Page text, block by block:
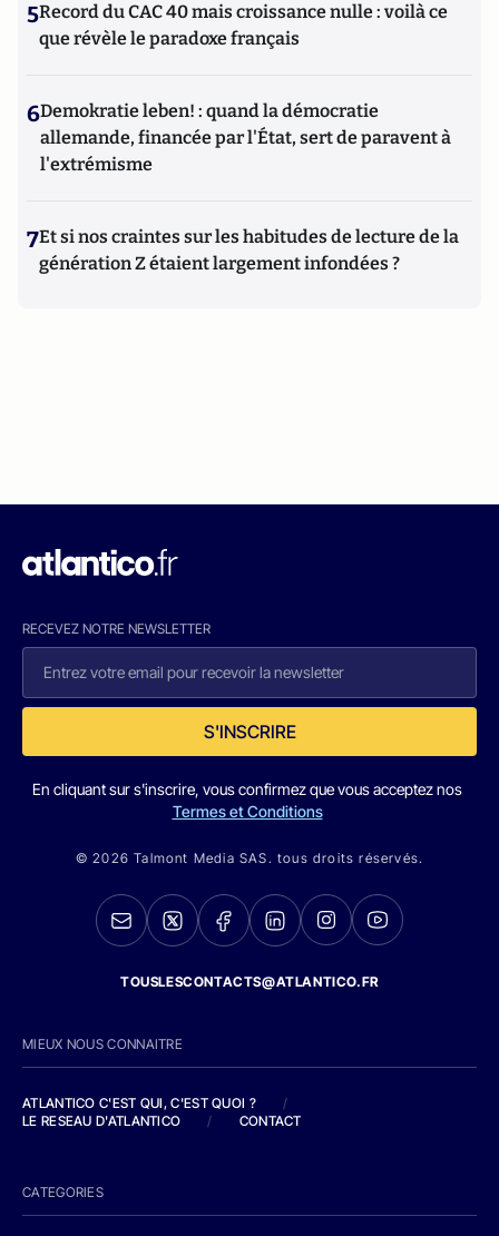
5Record du CAC 40 mais croissance nulle : voilà ce
que révèle le paradoxe français
6Demokratie leben! : quand la démocratie
allemande, financée par l'État, sert de paravent à
l'extrémisme
7Et si nos craintes sur les habitudes de lecture de la
génération Z étaient largement infondées ?
RECEVEZ NOTRE NEWSLETTER
S'INSCRIRE
En cliquant sur s'inscrire, vous confirmez que vous acceptez nos
Termes et Conditions
© 2026 Talmont Media SAS. tous droits réservés.
TOUSLESCONTACTS@ATLANTICO.FR
MIEUX NOUS CONNAITRE
ATLANTICO C'EST QUI, C'EST QUOI ?
/
LE RESEAU D'ATLANTICO
/ CONTACT
CATEGORIES